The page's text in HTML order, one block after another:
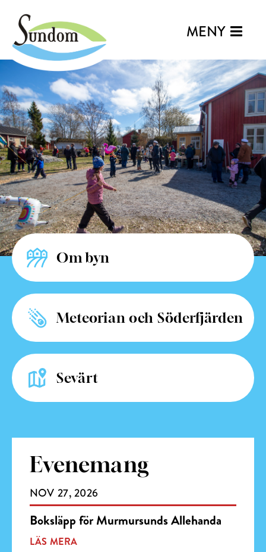
MENY
Om byn
Meteorianoch Söderfjärden
Sevärt
Evenemang
NOV 27 2026
Boksläpp för Murmursunds Allehanda
LÄS MERA